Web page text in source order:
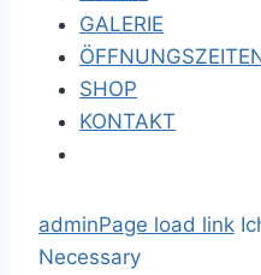
GALERIE
SHOP
KONTAKT
Z
u
adminPage load link
Necessary